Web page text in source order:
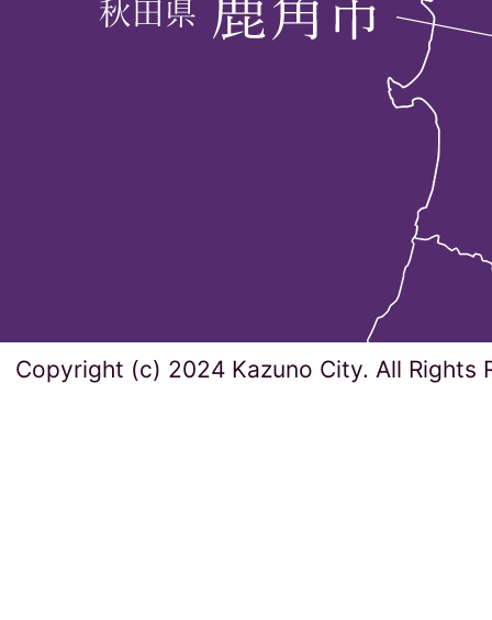
Copyright (c) 2024 Kazuno City. All Rights